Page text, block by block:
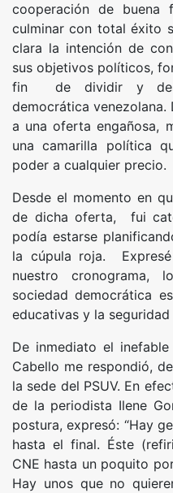
cooperación de buena
culminar con total éxito
clara la intención de
sus objetivos políticos,
fin de dividir y
democrática
a una oferta engañosa,
una camarilla política
poder a cualquier precio.
Desde el momento en
de dicha oferta, fui
podía estarse
la cúpula roja.
nuestro cronograma,
sociedad democrática
educativas y la
De inmediato el
Cabello me respondió,
la sede del PSUV. En
de la periodista Ilene
postura, expresó: “Hay
hasta el final. Éste
CNE hasta un poquito
Hay unos que no